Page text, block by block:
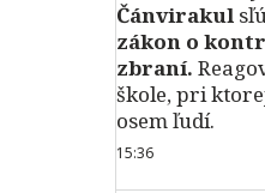
Čánvirakul
zákon o
zbraní.
škole, pri
osem ľudí.
15:36